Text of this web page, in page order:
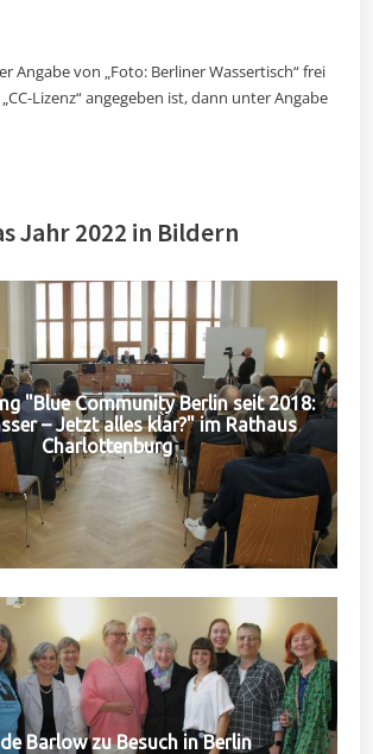
Angabe von „Foto: Berliner Wassertisch“ frei
Lizenz“ angegeben ist, dann unter Angabe
Jahr 2022 in Bildern
"Blue Community Berlin seit 2018:
– Jetzt alles klar?" im Rathaus
Charlottenburg
Barlow zu Besuch in Berlin